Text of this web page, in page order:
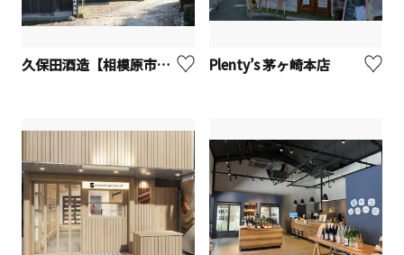
久保田酒造【相模原市】※観光事業者向けUV Plenty’s 茅ヶ崎本店